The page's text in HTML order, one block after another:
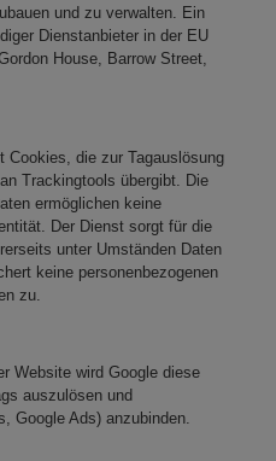
und zu verwalten. Ein
Dienstanbieter in der EU
House, Barrow Street,
Cookies, die zur Tagauslösung
Trackingtools übergibt. Die
ermöglichen keine
Der Dienst sorgt für die
unter Umständen Daten
keine personenbezogenen
zu.
Website wird Google diese
auszulösen und
Google Ads) anzubinden.